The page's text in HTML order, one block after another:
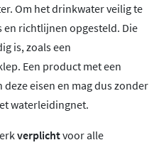
Om het drinkwater veilig te
richtlijnen opgesteld. Die
is, zoals een
Een product met een
eisen en mag dus zonder
waterleidingnet.
verplichtvoor alle